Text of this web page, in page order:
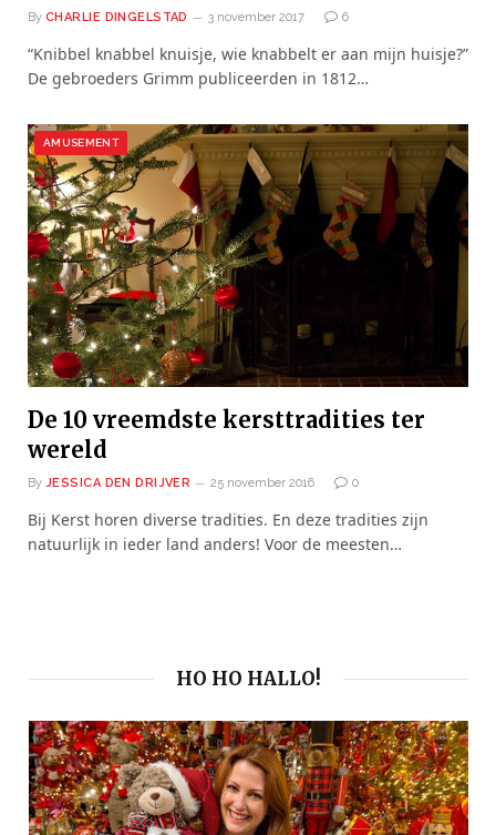
By CHARLIE DINGELSTAD 3 november 2017 6
“Knibbel knabbel knuisje, wie knabbelt er aan mijn huisje?”
De gebroeders Grimm publiceerden in 1812…
AMUSEMENT
De 10 vreemdste kersttradities ter
wereld
By JESSICA DEN DRIJVER 25 november 2016 0
Bij Kerst horen diverse tradities. En deze tradities zijn
natuurlijk in ieder land anders! Voor de meesten…
HO HO HALLO!